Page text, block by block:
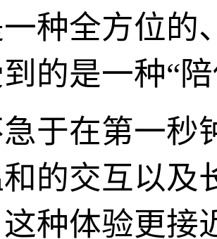
种全方位的
的是一种“
于在第一秒
的交互以及
种体验更接